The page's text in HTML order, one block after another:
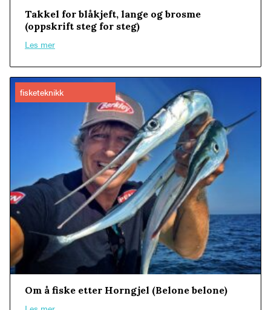
Takkel for blåkjeft, lange og brosme
(oppskrift steg for steg)
Les mer
fisketeknikk
Om å fiske etter Horngjel (Belone belone)